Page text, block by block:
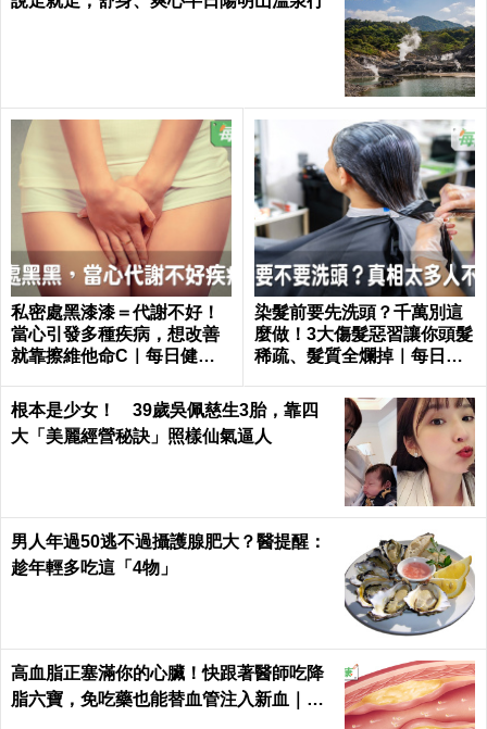
私密處黑漆漆＝代謝不好！
當心引發多種疾病，想改善
就靠擦維他命C｜每日健康
染髮前要先洗頭？千萬別這
麼做！3大傷髮惡習讓你頭髮
稀疏、髮質全爛掉｜每日健
根本是少女！ 39歲吳佩慈生3胎，靠四
大「美麗經營秘訣」照樣仙氣逼人
男人年過50逃不過攝護腺肥大？醫提醒：
趁年輕多吃這「4物」
高血脂正塞滿你的心臟！快跟著醫師吃降
脂六寶，免吃藥也能替血管注入新血｜每